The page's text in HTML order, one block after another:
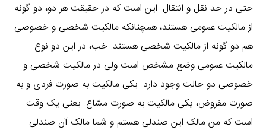
حتی در حد نقل و انتقال. این است که در حقیقت هر دو، دو گونه
از مالکیت عمومی هستند، همچنانکه مالکیت شخصی و خصوصی
هم دو گونه از مالکیت شخصی هستند. خب، در این دو نوع
مالکیت عمومی وضع مشخص است ولی در مالکیت شخصی و
خصوصی دو حالت وجود دارد. یکی مالکیت به صورت فردی و به
صورت مفروض، یکی مالکیت به صورت مشاع. یعنی یک وقت
است که من مالک این صندلی هستم و شما مالک آن صندلی